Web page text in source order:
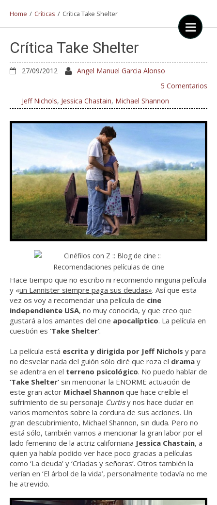
Home / Críticas / Crítica Take Shelter
Crítica Take Shelter
27/09/2012
Angel Manuel Garcia Alonso
5 Comentarios
Jeff Nichols, Jessica Chastain, Michael Shannon
Hace tiempo que no escribo ni recomiendo ninguna película
y «un Lannister siempre paga sus deudas». Así que esta
vez os voy a recomendar una película de cine
independiente USA, no muy conocida, y que creo que
gustará a los amantes del cine apocalíptico. La película en
cuestión es ‘Take Shelter’.
La película está escrita y dirigida por Jeff Nichols y para
no desvelar nada del guión sólo diré que roza el drama y
se adentra en el terreno psicológico. No puedo hablar de
‘Take Shelter’ sin mencionar la ENORME actuación de
este gran actor Michael Shannon que hace creíble el
sufrimiento de su personaje Curtisy nos hace dudar en
varios momentos sobre la cordura de sus acciones. Un
gran descubrimiento, Michael Shannon, sin duda. Pero no
está sólo, también vamos a mencionar la gran labor por el
lado femenino de la actriz californiana Jessica Chastain, a
quien ya había podido ver hace poco gracias a películas
como ‘La deuda’ y ‘Criadas y señoras’. Otros también la
verían en ‘El árbol de la vida’, personalmente todavía no me
he atrevido.